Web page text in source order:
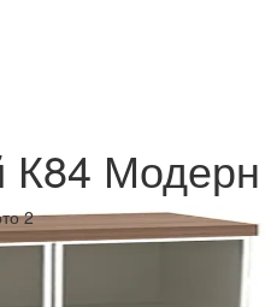
К84 Модерн